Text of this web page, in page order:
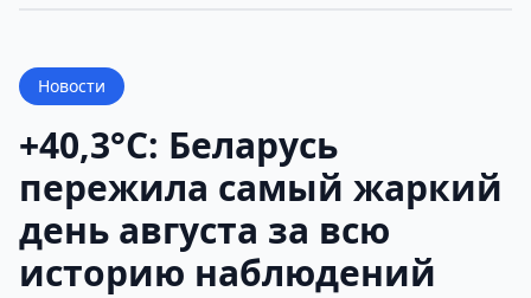
Новости
+40,3°С: Беларусь
пережила самый жаркий
день августа за всю
историю наблюдений